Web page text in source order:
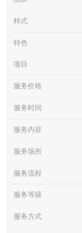
样式
特色
项目
服务价格
服务时间
服务内容
服务场所
服务流程
服务等级
服务方式